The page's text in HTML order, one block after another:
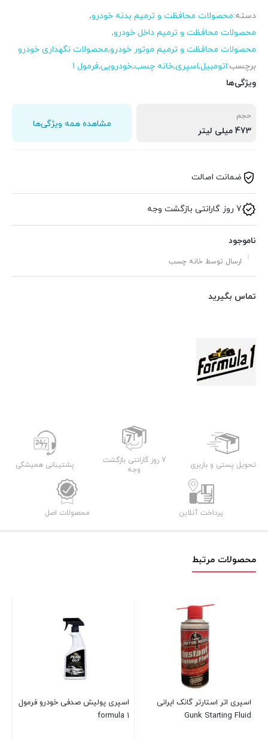
دسته:محصولات محافظت و ترمیم بدنه خودرو,
محصولات محافظت و ترمیم داخل خودرو,
محصولات محافظت و ترمیم موتور خودرو,محصولات نگهداری خودرو
برچسب:اتومبیل,اسپری,خانه چسب,خودرویی,فرمول 1
ویژگی‌ها
حجم
473 میلی لیتر
مشاهده همه ویژگی‌ها
ضمانت اصالت
7 روز گارانتی بازگشت وجه
ناموجود
ارسال توسط خانه چسب
تماس بگیرید
تحویل پستی و باربری
7 روز گارانتی بازگشت
وجه
پشتیبانی همیشگی
پرداخت آنلاین محصولات اصل
محصولات مرتبط
اسپری اتر استارتر گانک ایرانی
Gunk Starting Fluid
اسپری پولیش صدفی خودرو فرمول
formula 1